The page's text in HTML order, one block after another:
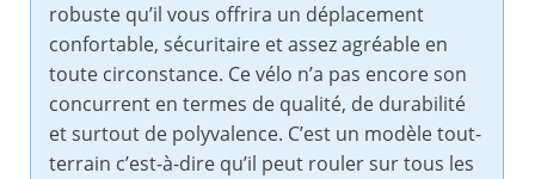
robuste qu’il vous offrira un déplacement
confortable, sécuritaire et assez agréable en
toute circonstance. Ce vélo n’a pas encore son
concurrent en termes de qualité, de durabilité
et surtout de polyvalence. C’est un modèle tout-
terrain c’est-à-dire qu’il peut rouler sur tous les